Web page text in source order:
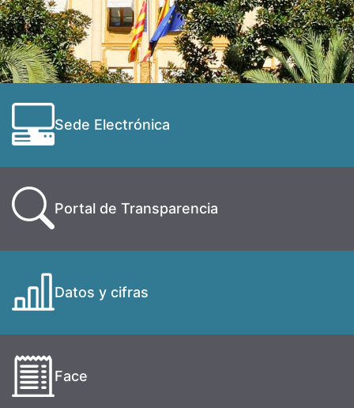
Sede Electrónica
Portal de Transparencia
Datos y cifras
Face